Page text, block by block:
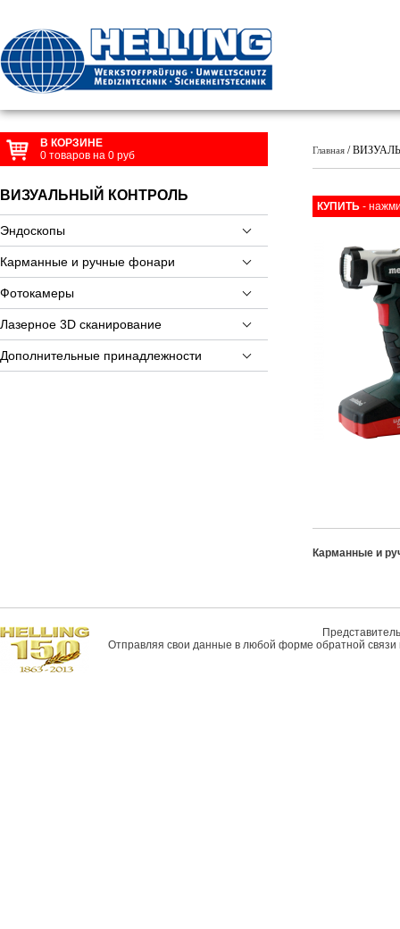
В КОРЗИНЕ
0 товаров на 0 руб
ВИЗУАЛЬНЫЙ КОНТРОЛЬ
Эндоскопы
Карманные и ручные фонари
Фотокамеры
Лазерное 3D сканирование
Дополнительные принадлежности
Главная /
КУПИТЬ -
Карманные и
Отправляя свои данные в любой форме обратной